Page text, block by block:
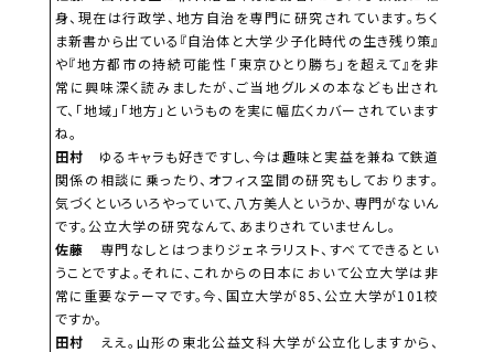
身、現在は行政学、地方自治を専門に研究されています。ちく
ま新書から出ている『自治体と大学――少子化時代の生き残り策』
や『地方都市の持続可能性――「東京ひとり勝ち」を超えて』を非
常に興味深く読みましたが、ご当地グルメの本なども出され
て、「地域」「地方」というものを実に幅広くカバーされています
ね。
田村 ゆるキャラも好きですし、今は趣味と実益を兼ねて鉄道
関係の相談に乗ったり、オフィス空間の研究もしております。
気づくといろいろやっていて、八方美人というか、専門がないん
です。公立大学の研究なんて、あまりされていませんし。
佐藤
専門なしとはつまりジェネラリスト、すべてできるとい
うことですよ。それに、これからの日本において公立大学は非
常に重要なテーマです。今、国立大学が85、公立大学が101校
ですか。
田村
ええ。山形の東北公益文科大学が公立化しますから、